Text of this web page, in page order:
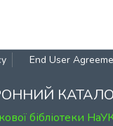
End User
бібліотеки